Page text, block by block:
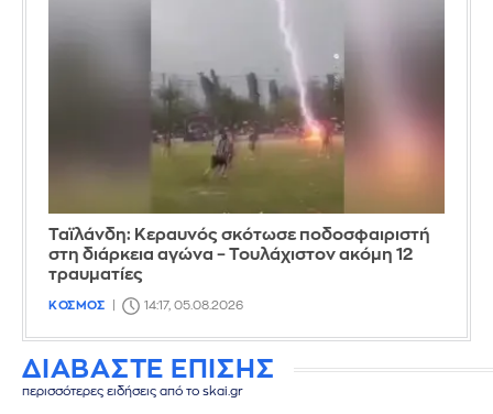
Ταϊλάνδη: Κεραυνός σκότωσε ποδοσφαιριστή
στη διάρκεια αγώνα – Τουλάχιστον ακόμη 12
τραυματίες
ΚΟΣΜΟΣ 14:17, 05.08.2026
ΔΙΑΒΑΣΤΕ ΕΠΙΣΗΣ
περισσότερες ειδήσεις από το skai.gr